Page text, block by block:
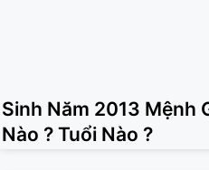
Sinh Năm 2013 Mệnh
Nào ? Tuổi Nào ?